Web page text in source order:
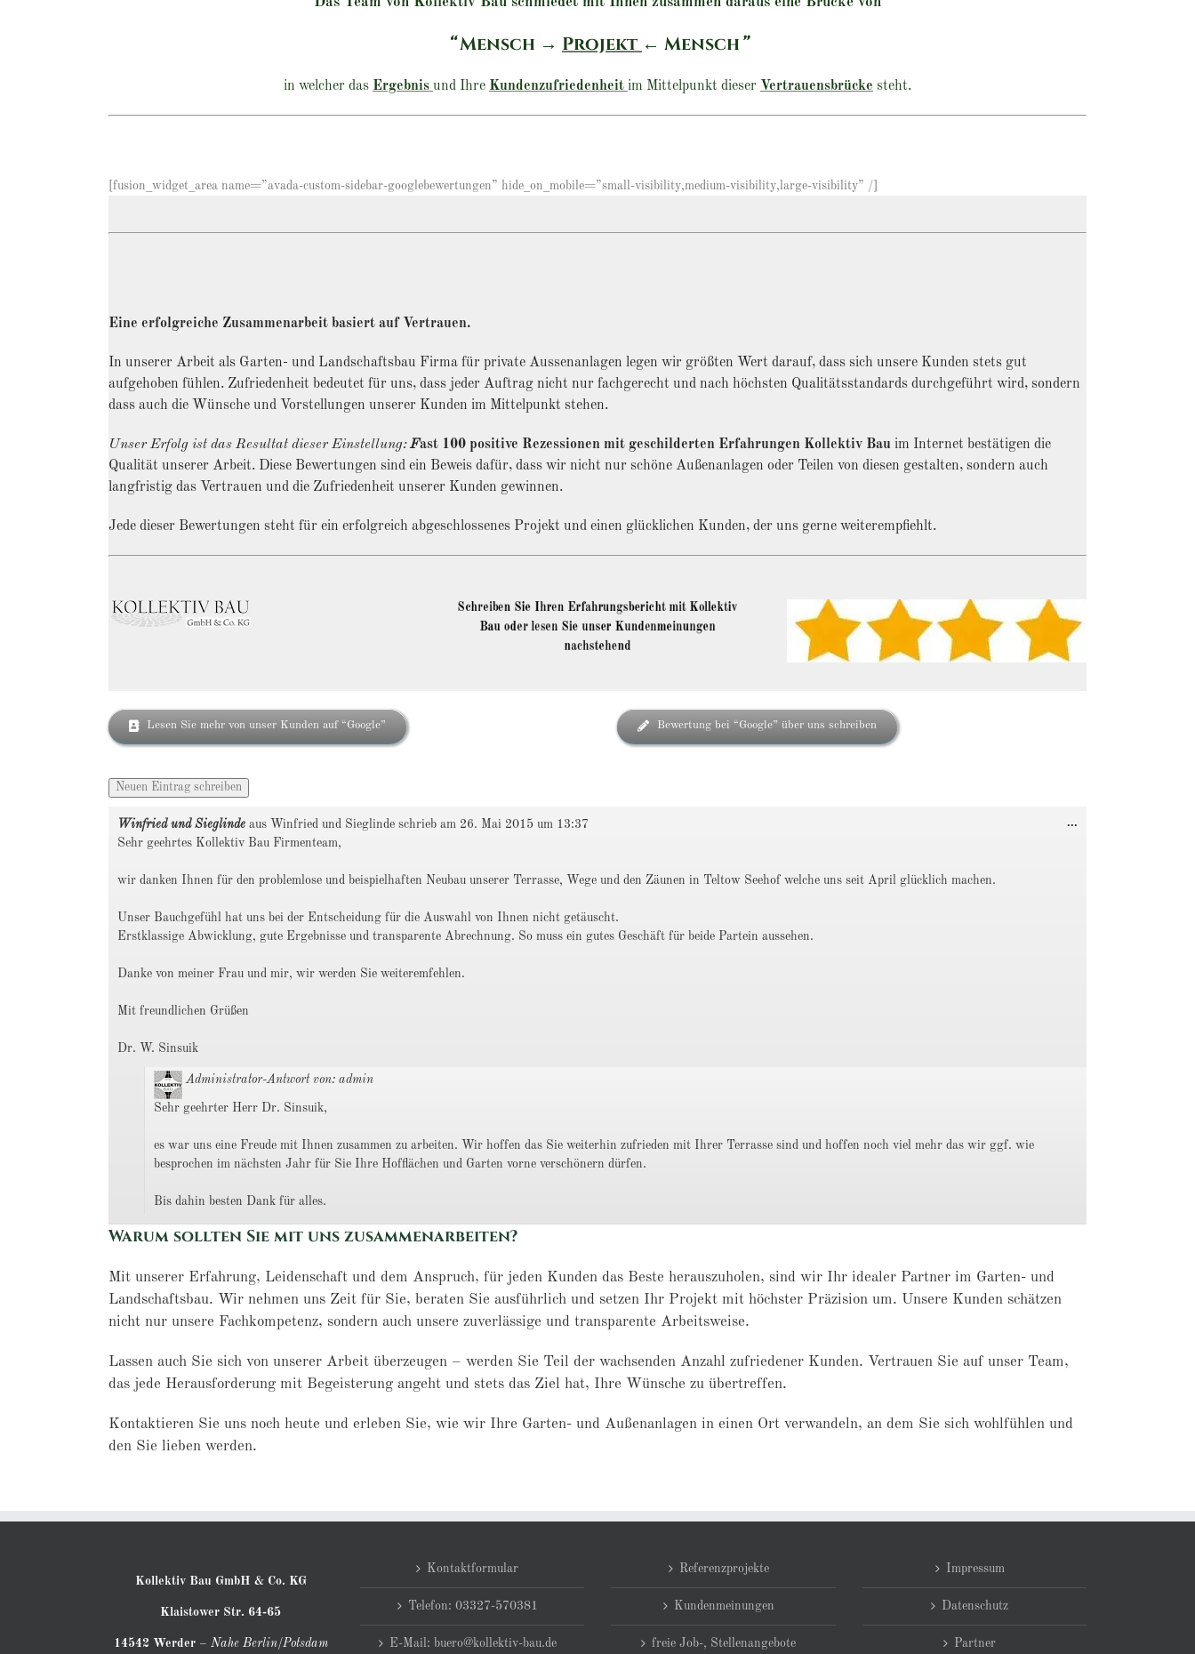
“Mensch → Projekt ← Mensch”
in welcher das Ergebnis und Ihre Kundenzufriedenheit im Mittelpunkt dieser Vertrauensbrücke steht.
[fusion_widget_area name=”avada-custom-sidebar-googlebewertungen” hide_on_mobile=”small-visibility,medium-visibility,large-visibility” /]
Eine erfolgreiche Zusammenarbeit basiert auf Vertrauen.
In unserer Arbeit als Garten- und Landschaftsbau Firma für private Aussenanlagen legen wir größten Wert darauf, dass sich unsere Kunden stets gut
aufgehoben fühlen. Zufriedenheit bedeutet für uns, dass jeder Auftrag nicht nur fachgerecht und nach höchsten Qualitätsstandards durchgeführt wird, sondern
dass auch die Wünsche und Vorstellungen unserer Kunden im Mittelpunkt stehen.
Unser Erfolg ist das Resultat dieser Einstellung:Fast 100 positive Rezessionen mit geschilderten Erfahrungen Kollektiv Bau im Internet bestätigen die
Qualität unserer Arbeit. Diese Bewertungen sind ein Beweis dafür, dass wir nicht nur schöne Außenanlagen oder Teilen von diesen gestalten, sondern auch
langfristig das Vertrauen und die Zufriedenheit unserer Kunden gewinnen.
Jede dieser Bewertungen steht für ein erfolgreich abgeschlossenes Projekt und einen glücklichen Kunden, der uns gerne weiterempfiehlt.
Schreiben Sie Ihren Erfahrungsbericht mit Kollektiv
Bau oder lesen Sie unser Kundenmeinungen
nachstehend
Lesen Sie mehr von unser Kunden auf “Google” Bewertung bei “Google” über uns schreiben
Winfried und Sieglinde aus Winfried und Sieglinde schrieb am 26. Mai 2015 um 13:37
Sehr geehrtes Kollektiv Bau Firmenteam,
wir danken Ihnen für den problemlose und beispielhaften Neubau unserer Terrasse, Wege und den Zäunen in Teltow Seehof welche uns seit April glücklich machen.
Unser Bauchgefühl hat uns bei der Entscheidung für die Auswahl von Ihnen nicht getäuscht.
Erstklassige Abwicklung, gute Ergebnisse und transparente Abrechnung. So muss ein gutes Geschäft für beide Partein aussehen.
Danke von meiner Frau und mir, wir werden Sie weiteremfehlen.
Mit freundlichen Grüßen
Dr. W. Sinsuik
Administrator-Antwort von: admin
Sehr geehrter Herr Dr. Sinsuik,
es war uns eine Freude mit Ihnen zusammen zu arbeiten. Wir hoffen das Sie weiterhin zufrieden mit Ihrer Terrasse sind und hoffen noch viel mehr das wir ggf. wie
besprochen im nächsten Jahr für Sie Ihre Hofflächen und Garten vorne verschönern dürfen.
Bis dahin besten Dank für alles.
...
Warum sollten Sie mit uns zusammenarbeiten?
Mit unserer Erfahrung, Leidenschaft und dem Anspruch, für jeden Kunden das Beste herauszuholen, sind wir Ihr idealer Partner im Garten- und
Landschaftsbau. Wir nehmen uns Zeit für Sie, beraten Sie ausführlich und setzen Ihr Projekt mit höchster Präzision um. Unsere Kunden schätzen
nicht nur unsere Fachkompetenz, sondern auch unsere zuverlässige und transparente Arbeitsweise.
Lassen auch Sie sich von unserer Arbeit überzeugen – werden Sie Teil der wachsenden Anzahl zufriedener Kunden. Vertrauen Sie auf unser Team,
das jede Herausforderung mit Begeisterung angeht und stets das Ziel hat, Ihre Wünsche zu übertreffen.
Kontaktieren Sie uns noch heute und erleben Sie, wie wir Ihre Garten- und Außenanlagen in einen Ort verwandeln, an dem Sie sich wohlfühlen und
den Sie lieben werden.
Kollektiv Bau GmbH & Co. KG
Klaistower Str. 64-65
14542 Werder– Nahe Berlin/Potsdam
Kontaktformular
Telefon: 03327-570381
E-Mail: buero@kollektiv-bau.de
Referenzprojekte
Kundenmeinungen
freie Job-, Stellenangebote
Impressum
Datenschutz
Partner